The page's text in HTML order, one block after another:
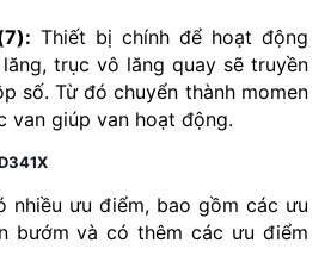
Thiết bị chính để hoạt động
trục vô lăng quay sẽ truyền
số. Từ đó chuyển thành momen
van giúp van hoạt động.
nhiều ưu điểm, bao gồm các ưu
bướm và có thêm các ưu điểm